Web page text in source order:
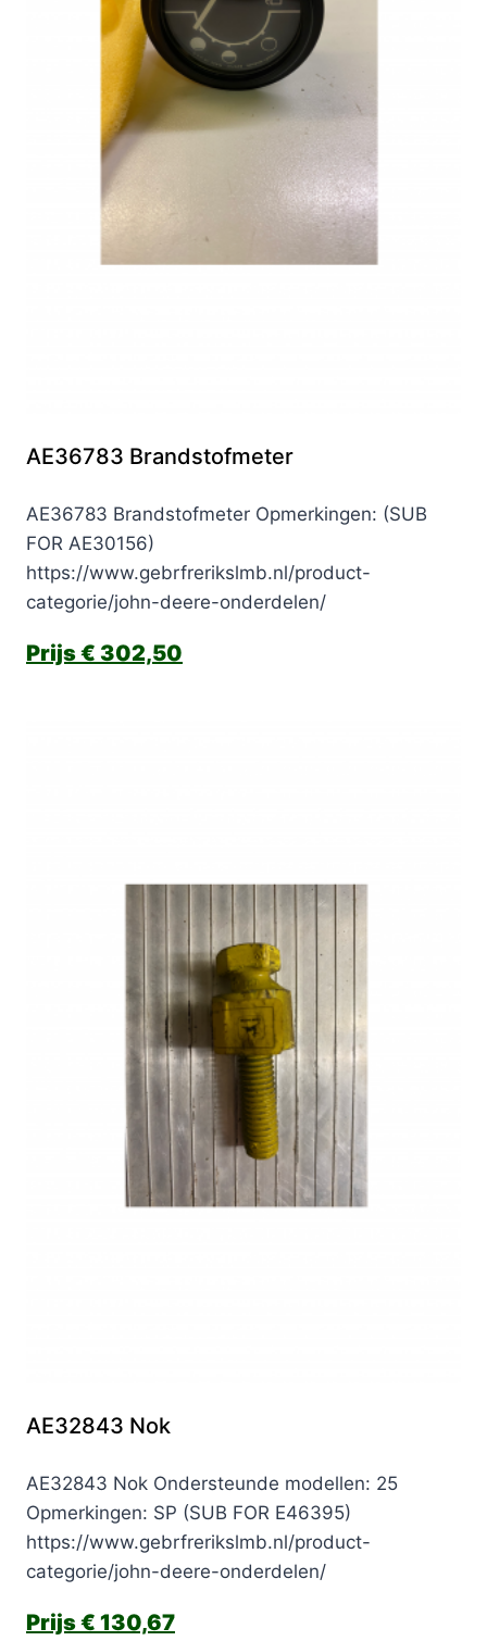
AE36783 Brandstofmeter
AE36783 Brandstofmeter Opmerkingen: (SUB
FOR AE30156)
https://www.gebrfrerikslmb.nl/product-
categorie/john-deere-onderdelen/
€ 302,50
AE32843 Nok
AE32843 Nok Ondersteunde modellen: 25
Opmerkingen: SP (SUB FOR E46395)
https://www.gebrfrerikslmb.nl/product-
categorie/john-deere-onderdelen/
€ 130,67